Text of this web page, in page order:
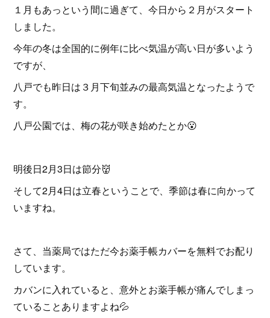
１月もあっという間に過ぎて、今日から２月がスタート
しました。
今年の冬は全国的に例年に比べ気温が高い日が多いよう
ですが、
八戸でも昨日は３月下旬並みの最高気温となったようで
す。
八戸公園では、梅の花が咲き始めたとか😮
明後日2月3日は節分👹
そして2月4日は立春ということで、季節は春に向かって
いますね。
さて、当薬局ではただ今お薬手帳カバーを無料でお配り
しています。
カバンに入れていると、意外とお薬手帳が痛んでしまっ
ていることありますよね💦